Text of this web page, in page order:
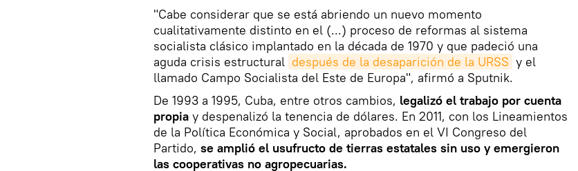
"Cabe considerar que se está abriendo un nuevo momento
cualitativamente distinto en el (...) proceso de reformas al sistema
socialista clásico implantado en la década de 1970 y que padeció una
aguda crisis estructural después de la desaparición de la URSS y el
llamado Campo Socialista del Este de Europa", afirmó a Sputnik.
De 1993 a 1995, Cuba, entre otros cambios, legalizó el trabajo por cuenta
propia y despenalizó la tenencia de dólares. En 2011, con los Lineamientos
de la Política Económica y Social, aprobados en el VI Congreso del
Partido, se amplió el usufructo de tierras estatales sin uso y emergieron
las cooperativas no agropecuarias.